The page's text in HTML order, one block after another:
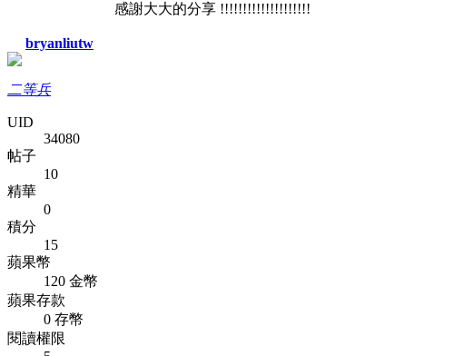
bryanliutw
二等兵
UID
34080
帖子
10
精華
0
積分
15
蘋果幣
120 金幣
蘋果存款
0 存幣
閱讀權限
感謝大大的分享 !!!!!!!!!!!!!!!!!!!!